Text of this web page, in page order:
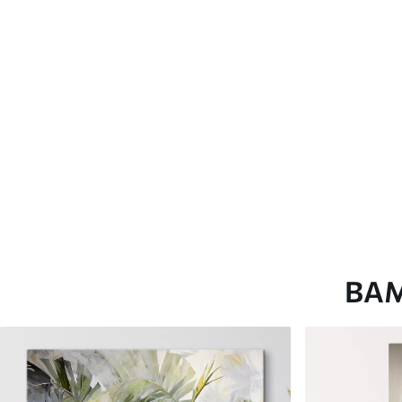
✓Яскраві, насичені кольори
✓Стійкість до вицвітання
✓Безпечне чорнило без запаху
✓ Яскраві, насичені
Стійкість до
Безпечне чорнило